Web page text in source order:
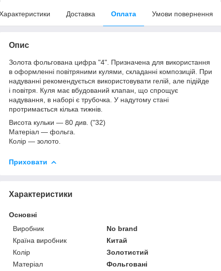
Доставка Оплата Умови повернення
Опис
Золота фольгована цифра "4". Призначена для використання
в оформленні повітряними кулями, складанні композицій. При
надуванні рекомендується використовувати гелій, але підійде
і повітря. Куля має вбудований клапан, що спрощує
надування, в наборі є трубочка. У надутому стані
протримається кілька тижнів.
Висота кульки ― 80 див. ("32)
Матеріал ― фольга.
Колір ― золото.
Приховати
Характеристики
Основні
Виробник
No brand
Країна виробник
Китай
Колір
Золотистий
Матеріал
Фольговані